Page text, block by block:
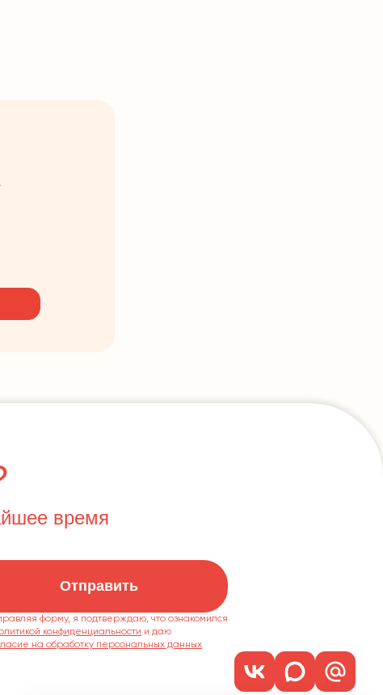
время
Отправить
форму, я подтверждаю, что ознакомился
конфиденциальности
на обработку персональных данных